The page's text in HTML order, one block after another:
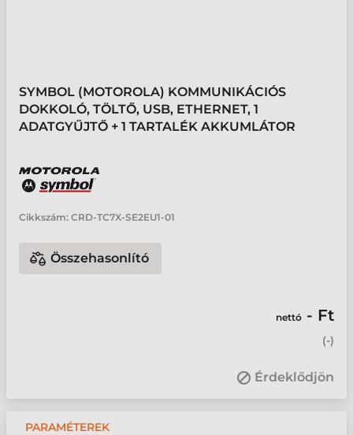
SYMBOL (MOTOROLA) KOMMUNIKÁCIÓS
DOKKOLÓ, TÖLTŐ, USB, ETHERNET, 1
ADATGYŰJTŐ + 1 TARTALÉK AKKUMLÁTOR
Cikkszám: CRD-TC7X-SE2EU1-01
Összehasonlító
nettó - Ft
(-)
Érdeklődjön
PARAMÉTEREK